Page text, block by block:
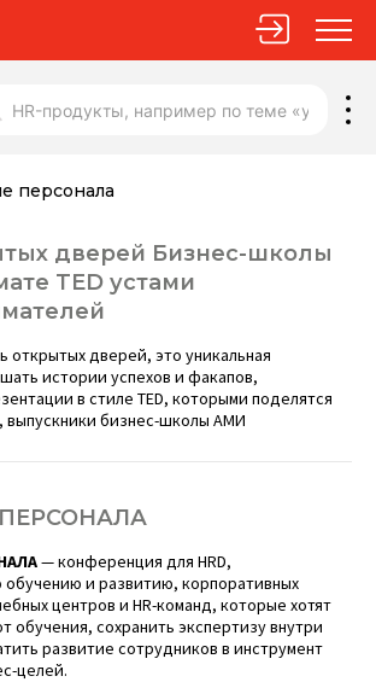
персонала
дверей Бизнес-школы
TED устами
открытых дверей, это уникальная
истории успехов и факапов,
в стиле TED, которыми поделятся
выпускники бизнес-школы АМИ
— конференция для HRD,
и развитию, корпоративных
центров и HR-команд, которые хотят
обучения, сохранить экспертизу внутри
развитие сотрудников в инструмент
целей.